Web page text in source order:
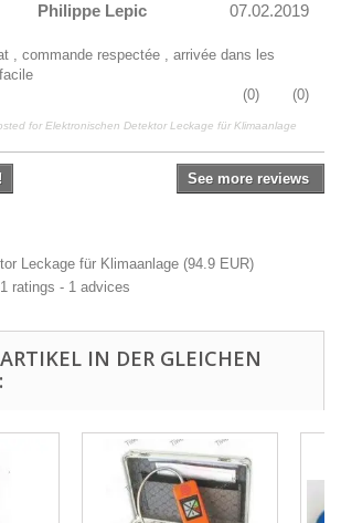
07.02.2019
Philippe Lepic
, commande respectée , arrivée dans les
(0)
(0)
forElektronischen Detektor Leckage für Klimaanlage
See more reviews
Leckage für Klimaanlage (94.9 EUR)
1 ratings - 1 advices
IN DER GLEICHEN